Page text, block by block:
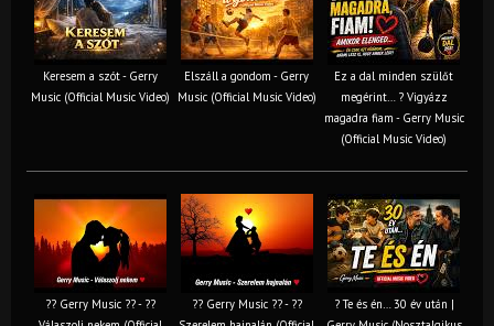
Keresem a szót - Gerry
Music (Official Music Video)
Elszáll a gondom - Gerry
Music (Official Music Video)
Ez a dal minden szülőt
megérint… ? Vigyázz
magadra fiam - Gerry Music
(Official Music Video)
?? Gerry Music ?? - ??
?? Gerry Music ?? - ??
? Te és én… 30 év után |